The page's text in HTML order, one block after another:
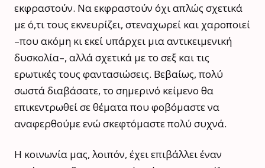
εκφραστούν. Να εκφραστούν όχι απλώς σχετικά
με ό,τι τους εκνευρίζει, στεναχωρεί και χαροποιεί
–που ακόμη κι εκεί υπάρχει μια αντικειμενική
δυσκολία–, αλλά σχετικά με το σεξ και τις
ερωτικές τους φαντασιώσεις. Βεβαίως, πολύ
σωστά διαβάσατε, το σημερινό κείμενο θα
επικεντρωθεί σε θέματα που φοβόμαστε να
αναφερθούμε ενώ σκεφτόμαστε πολύ συχνά.
Η κοινωνία μας, λοιπόν, έχει επιβάλλει έναν